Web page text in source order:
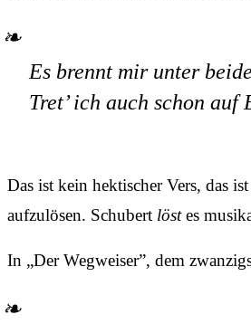
Es brennt mir unter
Tret’ ich auch schon auf
Das ist kein hektischer Vers, das
aufzulösen. Schubert löstes
In „Der Wegweiser”, dem